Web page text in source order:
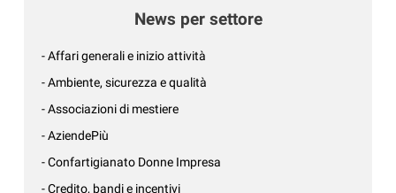
News per settore
- Affari generali e inizio attività
- Ambiente, sicurezza e qualità
- Associazioni di mestiere
- AziendePiù
- Confartigianato Donne Impresa
- Credito, bandi e incentivi